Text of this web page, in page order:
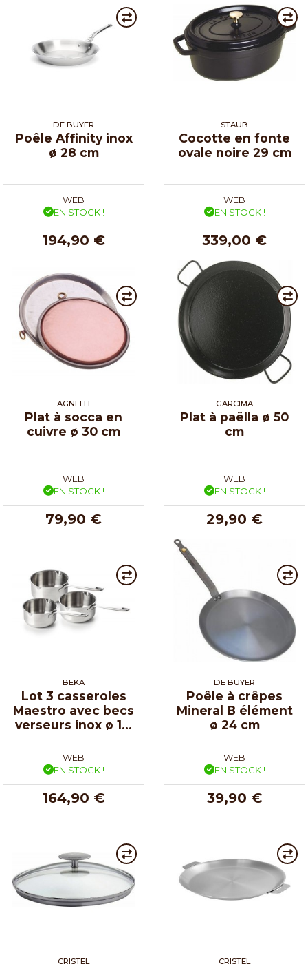
DE BUYER
Poêle Affinity inox
ø 28 cm
WEB
EN STOCK !
194,90 €
STAUB
Cocotte en fonte
ovale noire 29 cm
WEB
EN STOCK !
339,00 €
AGNELLI
Plat à socca en
cuivre ø 30 cm
WEB
EN STOCK !
79,90 €
GARCIMA
Plat à paëlla ø 50
cm
WEB
EN STOCK !
29,90 €
BEKA
Lot 3 casseroles
Maestro avec becs
verseurs inox ø 16,
18 et 20 cm
WEB
EN STOCK !
164,90 €
DE BUYER
Poêle à crêpes
Mineral B élément
ø 24 cm
WEB
EN STOCK !
39,90 €
CRISTEL CRISTEL